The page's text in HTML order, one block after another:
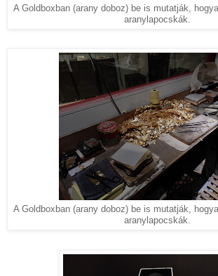
A Goldboxban (arany doboz) be is mutatják,
aranylapocskák.
A Goldboxban (arany doboz) be is mutatják,
aranylapocskák.